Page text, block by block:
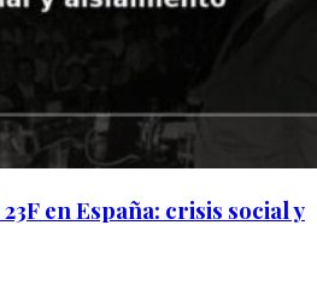
en España: crisis social y